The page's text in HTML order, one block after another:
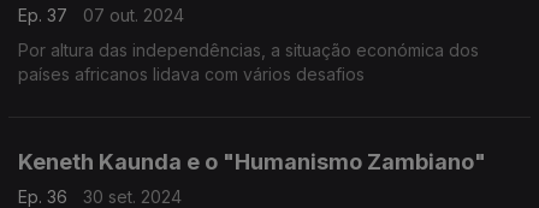
Ep. 37
07 out. 2024
Por altura das independências, a situação económica dos
países africanos lidava com vários desafios
Keneth Kaunda e o "Humanismo Zambiano"
Ep. 36
30 set. 2024